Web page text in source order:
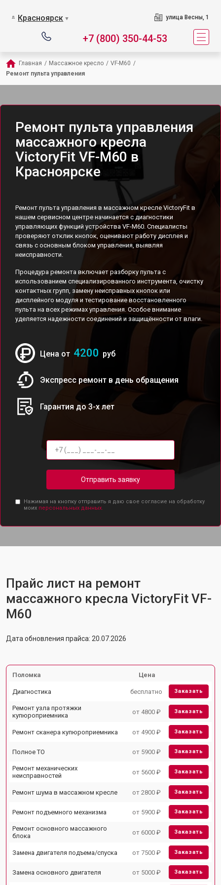
Красноярск ▼ улица Весны, 1
+7 (800) 350-44-53
Главная / Массажное кресло / VF-M60 /
Ремонт пульта управления
Ремонт пульта управления
массажного кресла
VictoryFit VF-M60 в
Красноярске
Ремонт пульта управления в массажном кресле VictoryFit в
нашем сервисном центре начинается с диагностики
управляющих функций устройства VF-M60. Специалисты
проверяют отклик кнопок, оценивают работу дисплея и
связь с основным блоком управления, выявляя
неисправности.
Процедура ремонта включает разборку пульта с
использованием специализированного инструмента, очистку
контактных групп, замену неисправных кнопок или
дисплейного модуля и тестирование восстановленного
пульта на всех режимах управления. Особое внимание
уделяется надежности соединений и защищённости от влаги.
Цена от 4200 руб
Экспресс ремонт в день обращения
Гарантия до 3-х лет
Отправить заявку
Нажимая на кнопку отправить я даю свое согласие на обработку
моих персональных данных.
Прайс лист на ремонт
массажного кресла VictoryFit VF-
M60
Дата обновления прайса: 20.07.2026
Поломка Цена
Диагностика бесплатно Заказать
Ремонт узла протяжки
купюроприемника
от 4800 ₽ Заказать
Ремонт сканера купюроприемника от 4900 ₽ Заказать
Полное ТО от 5900 ₽ Заказать
Ремонт механических
неисправностей
от 5600 ₽ Заказать
Ремонт шума в массажном кресле от 2800 ₽ Заказать
Ремонт подъемного механизма от 5900 ₽ Заказать
Ремонт основного массажного
блока
от 6000 ₽ Заказать
Замена двигателя подъема/спуска от 7500 ₽ Заказать
Замена основного двигателя от 5000 ₽ Заказать